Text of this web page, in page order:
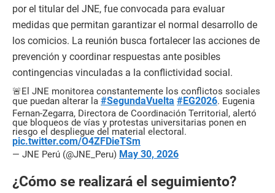
por el titular del JNE, fue convocada para evaluar
medidas que permitan garantizar el normal desarrollo de
los comicios. La reunión busca fortalecer las acciones de
prevención y coordinar respuestas ante posibles
contingencias vinculadas a la conflictividad social.
🚨El JNE monitorea constantemente los conflictos sociales
que puedan alterar la #SegundaVuelta #EG2026. Eugenia
Fernan-Zegarra, Directora de Coordinación Territorial, alertó
que bloqueos de vías y protestas universitarias ponen en
riesgo el despliegue del material electoral.
pic.twitter.com/O4ZFDieTSm
— JNE Perú (@JNE_Peru) May 30, 2026
¿Cómo se realizará el seguimiento?